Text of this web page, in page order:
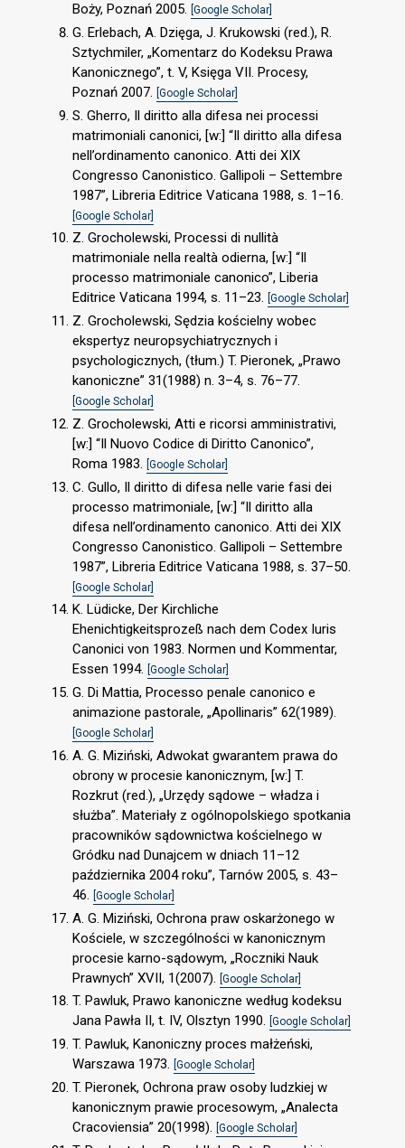
Boży, Poznań 2005. [Google Scholar]
G. Erlebach, A. Dzięga, J. Krukowski (red.), R.
Sztychmiler, „Komentarz do Kodeksu Prawa
Kanonicznego”, t. V, Księga VII. Procesy,
Poznań 2007. [Google Scholar]
S. Gherro, Il diritto alla difesa nei processi
matrimoniali canonici, [w:] “Il diritto alla difesa
nell’ordinamento canonico. Atti dei XIX
Congresso Canonistico. Gallipoli – Settembre
1987”, Libreria Editrice Vaticana 1988, s. 1–16.
[Google Scholar]
Z. Grocholewski, Processi di nullità
matrimoniale nella realtà odierna, [w:] “Il
processo matrimoniale canonico”, Liberia
Editrice Vaticana 1994, s. 11–23. [Google Scholar]
Z. Grocholewski, Sędzia kościelny wobec
ekspertyz neuropsychiatrycznych i
psychologicznych, (tłum.) T. Pieronek, „Prawo
kanoniczne” 31(1988) n. 3–4, s. 76–77.
[Google Scholar]
Z. Grocholewski, Atti e ricorsi amministrativi,
[w:] “Il Nuovo Codice di Diritto Canonico”,
Roma 1983. [Google Scholar]
C. Gullo, Il diritto di difesa nelle varie fasi dei
processo matrimoniale, [w:] “Il diritto alla
difesa nell’ordinamento canonico. Atti dei XIX
Congresso Canonistico. Gallipoli – Settembre
1987”, Libreria Editrice Vaticana 1988, s. 37–50.
[Google Scholar]
K. Lüdicke, Der Kirchliche
Ehenichtigkeitsprozeß nach dem Codex Iuris
Canonici von 1983. Normen und Kommentar,
Essen 1994. [Google Scholar]
G. Di Mattia, Processo penale canonico e
animazione pastorale, „Apollinaris” 62(1989).
[Google Scholar]
A. G. Miziński, Adwokat gwarantem prawa do
obrony w procesie kanonicznym, [w:] T.
Rozkrut (red.), „Urzędy sądowe – władza i
służba”. Materiały z ogólnopolskiego spotkania
pracowników sądownictwa kościelnego w
Gródku nad Dunajcem w dniach 11–12
października 2004 roku”, Tarnów 2005, s. 43–
46. [Google Scholar]
A. G. Miziński, Ochrona praw oskarżonego w
Kościele, w szczególności w kanonicznym
procesie karno-sądowym, „Roczniki Nauk
Prawnych” XVII, 1(2007).
[Google Scholar]
T. Pawluk, Prawo kanoniczne według kodeksu
Jana Pawła II, t. IV, Olsztyn 1990. [Google Scholar]
T. Pawluk, Kanoniczny proces małżeński,
Warszawa 1973. [Google Scholar]
T. Pieronek, Ochrona praw osoby ludzkiej w
kanonicznym prawie procesowym, „Analecta
Cracoviensia” 20(1998). [Google Scholar]